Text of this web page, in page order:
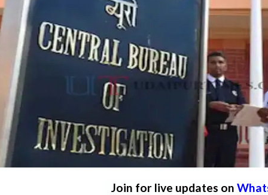
Join for live updates on